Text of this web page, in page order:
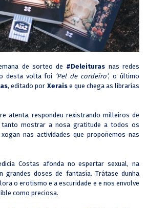
de sorteo de #Deleituras nas redes
desta volta foi ‘Pel de cordeiro’, o último
, editado por Xeraise que chega as librarías
atenta, respondeu rexistrando milleiros de
tanto mostrar a nosa gratitude a todos os
nas actividades que propoñemos nas
Costas afonda no espertar sexual, na
grandes doses de fantasía. Trátase dunha
o erotismo e a escuridade e e nos envolve
como preciosa.